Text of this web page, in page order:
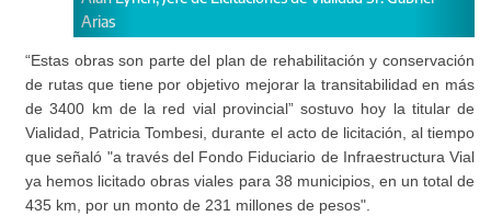
“Estas obras son parte del plan de rehabilitación y conservación
de rutas que tiene por objetivo mejorar la transitabilidad en más
de 3400 km de la red vial provincial” sostuvo hoy la titular de
Vialidad, Patricia Tombesi, durante el acto de licitación, al tiempo
que señaló "a través del Fondo Fiduciario de Infraestructura Vial
ya hemos licitado obras viales para 38 municipios, en un total de
435 km, por un monto de 231 millones de pesos".